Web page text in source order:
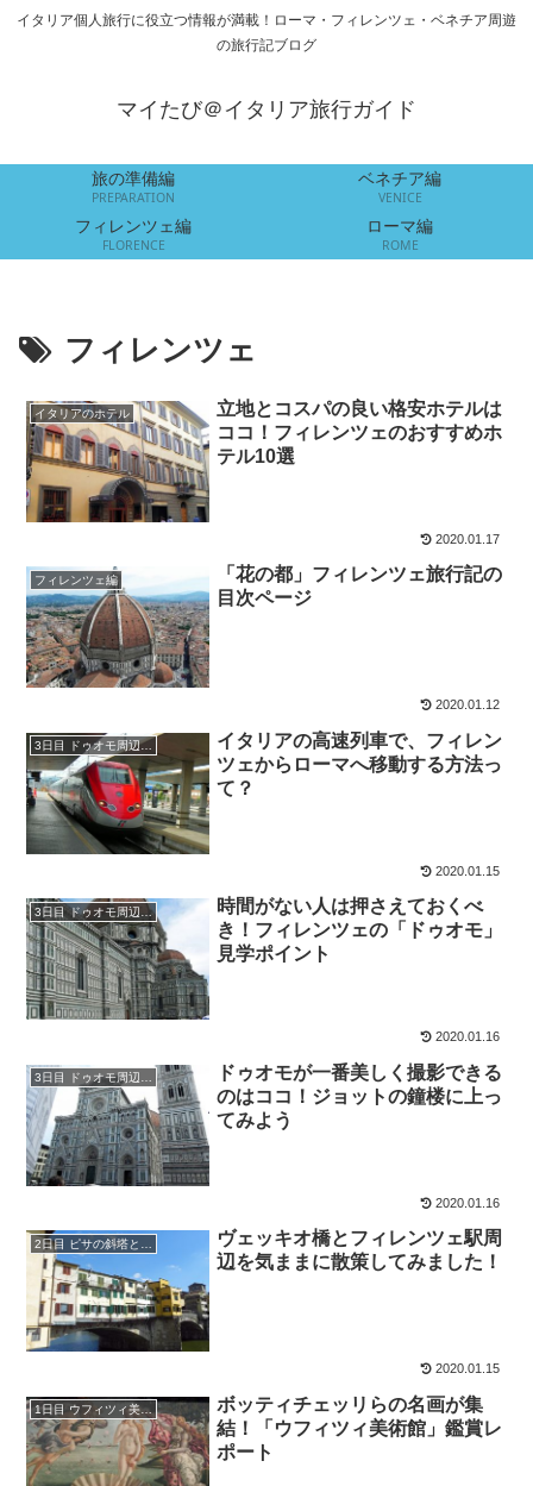
イタリア個人旅行に役立つ情報が満載！ローマ・フィレンツェ・ベネチア周遊
の旅行記ブログ
マイたび＠イタリア旅行ガイド
旅の準備編
PREPARATION
ベネチア編
VENICE
フィレンツェ編
FLORENCE
ローマ編
ROME
フィレンツェ
イタリアのホテル
立地とコスパの良い格安ホテルは
ココ！フィレンツェのおすすめホ
テル10選
2020.01.17
フィレンツェ編
「花の都」フィレンツェ旅行記の
目次ページ
2020.01.12
3日目 ドゥオモ周辺の観光
イタリアの高速列車で、フィレン
ツェからローマへ移動する方法っ
て？
2020.01.15
3日目 ドゥオモ周辺の観光
時間がない人は押さえておくべ
き！フィレンツェの「ドゥオモ」
見学ポイント
2020.01.16
ドゥオモが一番美しく撮影できる
のはココ！ジョットの鐘楼に上っ
てみよう
2020.01.16
ヴェッキオ橋とフィレンツェ駅周
辺を気ままに散策してみました！
2020.01.15
1日目 ウフィツィ美術館と周辺の観光
ボッティチェッリらの名画が集
結！「ウフィツィ美術館」鑑賞レ
ポート